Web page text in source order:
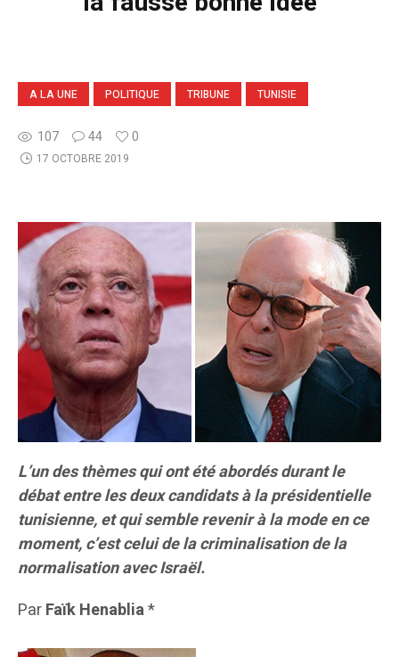
A LA UNE POLITIQUE TRIBUNE TUNISIE
107 44 0
17 OCTOBRE 2019
L’un des thèmes qui ont été abordés durant le
débat entre les deux candidats à la présidentielle
tunisienne, et qui semble revenir à la mode en ce
moment, c’est celui de la criminalisation de la
normalisation avec Israël.
ParFaïk Henablia*